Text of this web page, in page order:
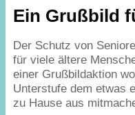
Ein Grußbild
Der Schutz von
für viele ältere
einer Grußbildaktion
Unterstufe dem etwas
zu Hause aus